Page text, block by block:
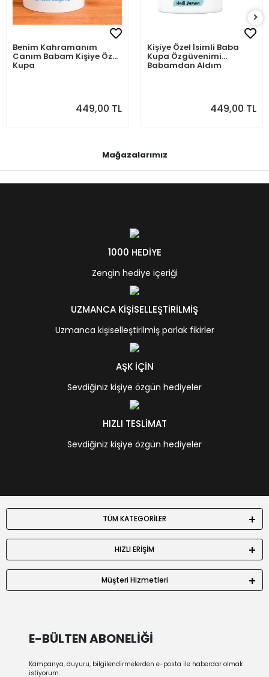
Benim Kahramanım
Canım Babam Kişiye Özel
Kupa
449,00 TL
Kişiye Özel İsimli Baba
Kupa Özgüvenimi
Babamdan Aldım
449,00 TL
Mağazalarımız
1000 HEDİYE
Zengin hediye içeriği
UZMANCA KİŞİSELLEŞTİRİLMİŞ
Uzmanca kişiselleştirilmiş parlak fikirler
AŞK İÇİN
Sevdiğiniz kişiye özgün hediyeler
HIZLI TESLİMAT
Sevdiğiniz kişiye özgün hediyeler
TÜM KATEGORİLER
HIZLI ERİŞİM
Müşteri Hizmetleri
E-BÜLTEN ABONELİĞİ
Kampanya, duyuru, bilgilendirmelerden e-posta ile haberdar olmak
istiyorum.